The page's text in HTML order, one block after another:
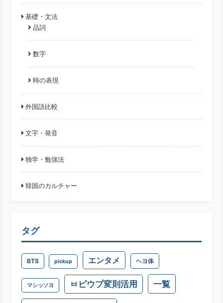
基礎・文法
品詞
数字
時の表現
外国語比較
文字・発音
独学・勉強法
韓国のカルチャー
タグ
BTS pickup エンタメ ヘヨ体
マシッソヨ ㅂピウプ変則活用 一覧